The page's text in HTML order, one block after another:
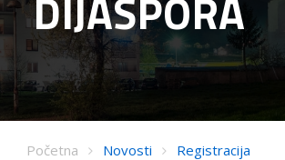
Početna Novosti Registracija